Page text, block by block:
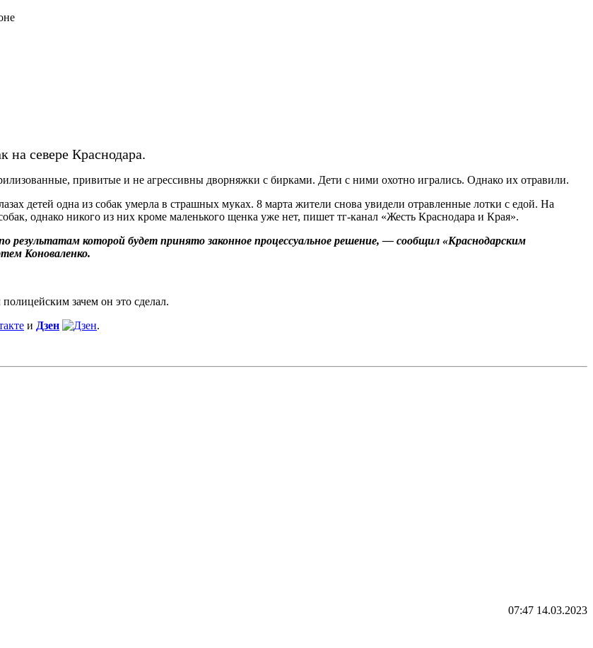
на севере Краснодара.
привитые и не агрессивны дворняжки с бирками. Дети с ними охотно игрались. Однако их отравили.
детей одна из собак умерла в страшных муках. 8 марта жители снова увидели отравленные лотки с едой. На
однако никого из них кроме маленького щенка уже нет, пишет тг-канал «Жесть Краснодара и Края».
которой будет принято законное процессуальное решение, — сообщил «Краснодарским
Коноваленко.
полицейским зачем он это сделал.
и Дзен .
07:47 14.03.2023